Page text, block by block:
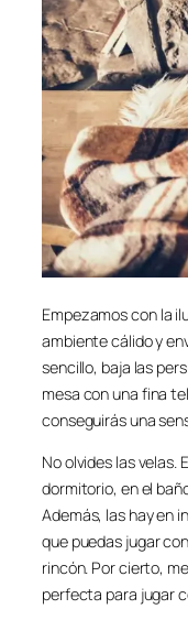
Empezamos con la
ambiente cálido y
sencillo, baja las
mesa con una fina
conseguirás una
No olvides las velas.
dormitorio, en el
Además, las hay en
que puedas jugar
rincón. Por cierto,
perfecta para jugar